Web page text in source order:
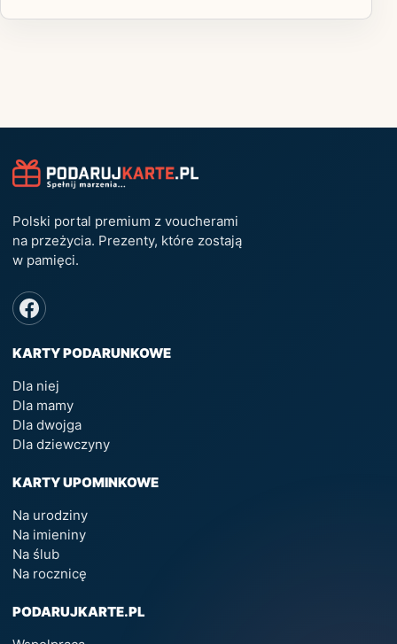
Polski portal premium z voucherami
na przeżycia. Prezenty, które zostają
w pamięci.
KARTY PODARUNKOWE
Dla niej
Dla mamy
Dla dwojga
Dla dziewczyny
KARTY UPOMINKOWE
Na urodziny
Na imieniny
Na ślub
Na rocznicę
PODARUJKARTE.PL